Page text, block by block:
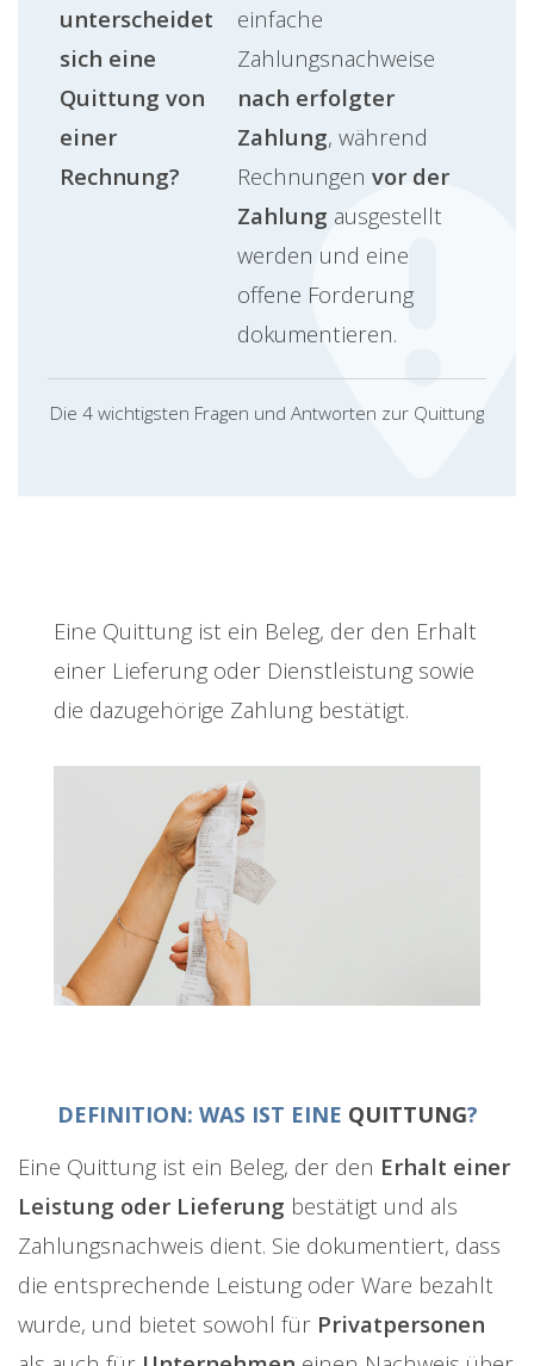
Die 4 wichtigsten Fragen und Antworten zur Quittung
unterscheidet
sich eine
Quittung von
einer
Rechnung?
einfache
Zahlungsnachweise
nach erfolgter
Zahlung, während
Rechnungen vor der
Zahlung ausgestellt
werden und eine
offene Forderung
dokumentieren.
Eine Quittung ist ein Beleg, der den Erhalt
einer Lieferung oder Dienstleistung sowie
die dazugehörige Zahlung bestätigt.
DEFINITION: WAS IST EINE QUITTUNG?
Eine Quittung ist ein Beleg, der den Erhalt einer
Leistung oder Lieferung bestätigt und als
Zahlungsnachweis dient. Sie dokumentiert, dass
die entsprechende Leistung oder Ware bezahlt
wurde, und bietet sowohl für Privatpersonen